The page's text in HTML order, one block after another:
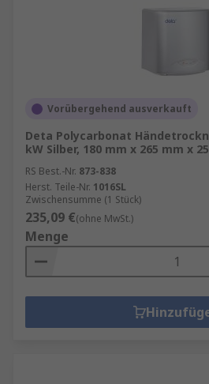
Vorübergehend ausverkauft
Deta Polycarbonat
kW Silber, 180 mm x 265 mm x
RS Best.-Nr. 873-838
Herst. Teile-Nr. 1016SL
Zwischensumme (1 Stück)
235,09 €(ohne MwSt.)
Menge